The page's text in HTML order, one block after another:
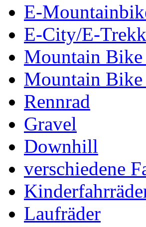
E-
E-City/E-
Mountain
Mountain
Rennrad
Gravel
Downhill
verschiedene
Laufräder